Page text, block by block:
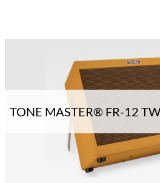
TONE MASTER® FR-12